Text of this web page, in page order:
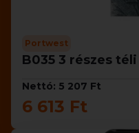
Portwest
B035 3 részes
Nettó: 5 207 Ft
6 613 Ft